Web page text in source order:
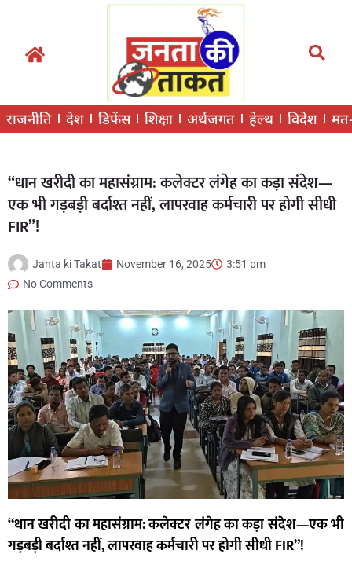
राजनीति देश डिफेंस शिक्षा अर्थजगत हेल्थ विदेश
“धान खरीदी का महासंग्राम: कलेक्टर लंगेह का कड़ा संदेश—
एक भी गड़बड़ी बर्दाश्त नहीं, लापरवाह कर्मचारी पर होगी सीधी
FIR”!
Janta ki Takat November 16, 2025
3:51 pm
No Comments
“धान खरीदी का महासंग्राम: कलेक्टर लंगेह का कड़ा संदेश—एक भी
गड़बड़ी बर्दाश्त नहीं, लापरवाह कर्मचारी पर होगी सीधी FIR”!